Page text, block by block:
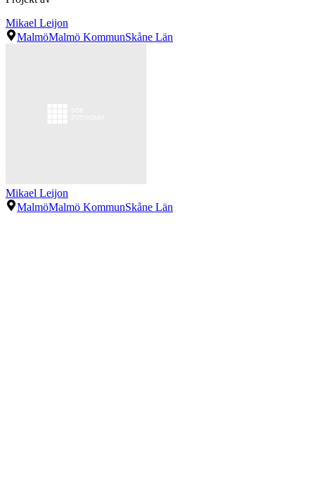
Mikael Leijon
MalmöMalmö KommunSkåne Län
Mikael Leijon
MalmöMalmö KommunSkåne Län